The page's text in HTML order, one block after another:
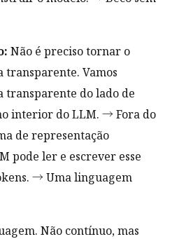
Não é preciso tornar o
Vamos
transparente do lado de
interior do LLM. → Fora do
de representação
pode ler e escrever esse
→ Uma linguagem
Não contínuo, mas